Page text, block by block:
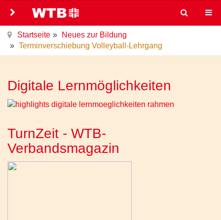
Startseite
Neues zur Bildung
Terminverschiebung Volleyball-Lehrgang
Digitale Lernmöglichkeiten
TurnZeit - WTB-
Verbandsmagazin